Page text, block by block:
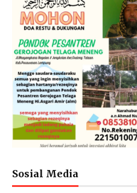
Sosial Media